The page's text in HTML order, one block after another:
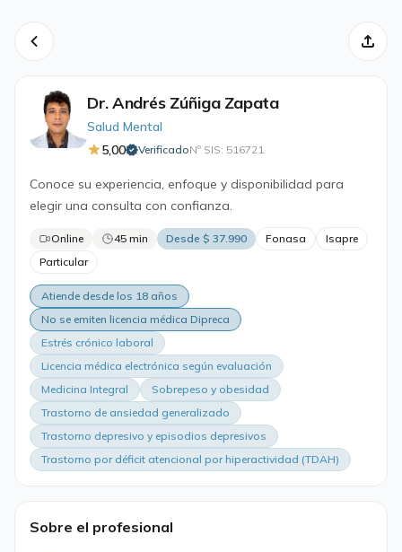
Dr. Andrés Zúñiga Zapata
Salud Mental
5,00
VerificadoNº SIS: 516721·
Conoce su experiencia, enfoque y disponibilidad para
elegir una consulta con confianza.
Online 45 min Desde $ 37.990 Fonasa
Isapre
Particular
Atiende desde los 18 años
No se emiten licencia médica Dipreca
Estrés crónico laboral
Licencia médica electrónica según evaluación
Medicina Integral
Sobrepeso y obesidad
Trastorno de ansiedad generalizado
Trastorno depresivo y episodios depresivos
Trastorno por déficit atencional por hiperactividad (TDAH)
Sobre el profesional